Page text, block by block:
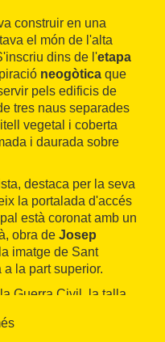
construir en una
el món de l'alta
dins de l'etapa
neogòtica que
pels edificis de
tres naus separades
vegetal i coberta
i daurada sobre
destaca per la seva
la portalada d'accés
està coronat amb un
obra de Josep
imatge de Sant
la part superior.
Guerra Civil, la talla
làmpades que